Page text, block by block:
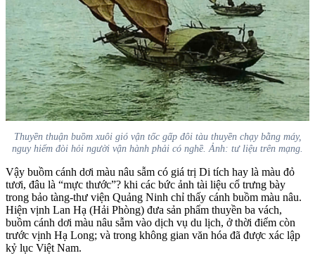
Thuyền thuận buồm xuôi gió vận tốc gấp đôi tàu thuyền chạy bằng máy,
nguy hiểm đòi hỏi người vận hành phải có nghề. Ảnh: tư liệu trên mạng.
Vậy buồm cánh dơi màu nâu sẫm có giá trị Di tích hay là màu đỏ
tươi, đâu là “mực thước”? khi các bức ảnh tài liệu cổ trưng bày
trong bảo tàng-thư viện Quảng Ninh chỉ thấy cánh buồm màu nâu.
Hiện vịnh Lan Hạ (Hải Phòng) đưa sản phẩm thuyền ba vách,
buồm cánh dơi màu nâu sẫm vào dịch vụ du lịch, ở thời điểm còn
trước vịnh Hạ Long; và trong không gian văn hóa đã được xác lập
kỷ lục Việt Nam.